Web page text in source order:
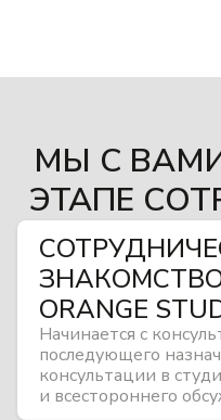
МЫ С
ЭТАПЕ
ORANGE
Начинается с
последующего
консультации в
и всестороннего